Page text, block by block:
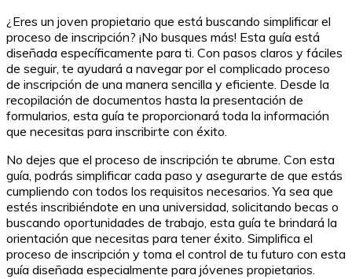
¿Eres un joven propietario que está buscando simplificar el
proceso de inscripción? ¡No busques más! Esta guía está
diseñada específicamente para ti. Con pasos claros y fáciles
de seguir, te ayudará a navegar por el complicado proceso
de inscripción de una manera sencilla y eficiente. Desde la
recopilación de documentos hasta la presentación de
formularios, esta guía te proporcionará toda la información
que necesitas para inscribirte con éxito.
No dejes que el proceso de inscripción te abrume. Con esta
guía, podrás simplificar cada paso y asegurarte de que estás
cumpliendo con todos los requisitos necesarios. Ya sea que
estés inscribiéndote en una universidad, solicitando becas o
buscando oportunidades de trabajo, esta guía te brindará la
orientación que necesitas para tener éxito. Simplifica el
proceso de inscripción y toma el control de tu futuro con esta
guía diseñada especialmente para jóvenes propietarios.